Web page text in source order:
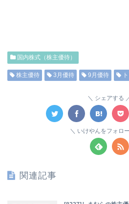
国内株式（株主優待）
株主優待 3月優待 9月優待
シェアする
いけやんをフォロ
関連記事